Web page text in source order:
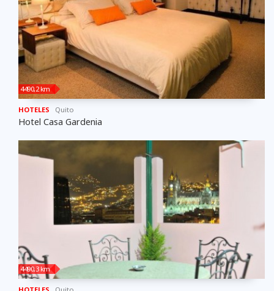
4490,2 km
HOTELES Quito
Hotel Casa Gardenia
4490,3 km